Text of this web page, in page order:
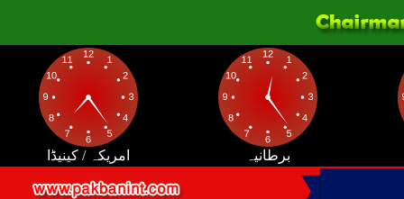
امریکہ / کینیڈا برطانیہ